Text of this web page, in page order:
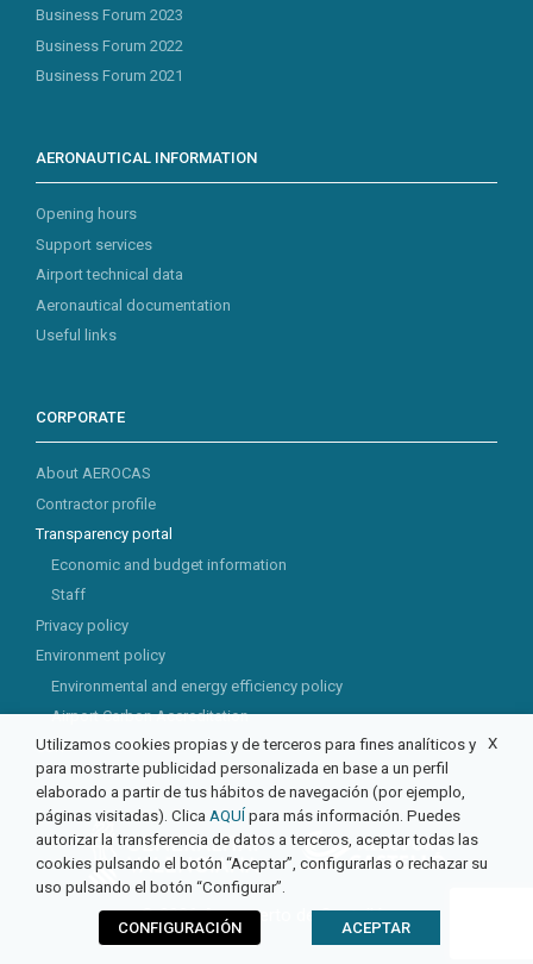
Business Forum 2023
Business Forum 2022
Business Forum 2021
AERONAUTICAL INFORMATION
Opening hours
Support services
Airport technical data
Aeronautical documentation
Useful links
CORPORATE
About AEROCAS
Contractor profile
Transparency portal
Economic and budget information
Staff
Privacy policy
Environment policy
Environmental and energy efficiency policy
Airport Carbon Accreditation
CSR
© 2026 Aeropuerto de Castellón
X
Utilizamos cookies propias y de terceros para fines analíticos y
para mostrarte publicidad personalizada en base a un perfil
elaborado a partir de tus hábitos de navegación (por ejemplo,
páginas visitadas). Clica AQUÍ para más información. Puedes
autorizar la transferencia de datos a terceros, aceptar todas las
cookies pulsando el botón “Aceptar”, configurarlas o rechazar su
uso pulsando el botón “Configurar”.
CONFIGURACIÓN ACEPTAR